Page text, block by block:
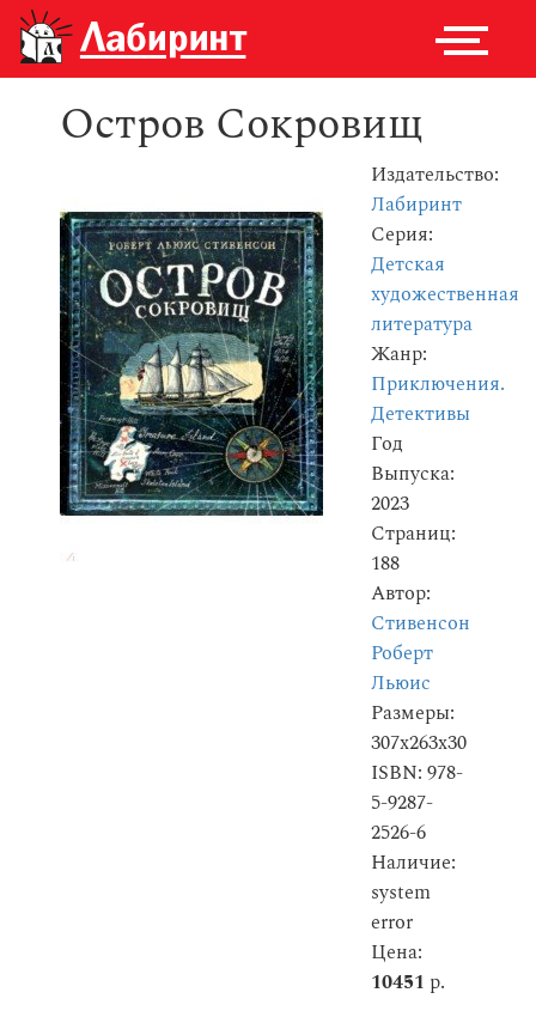
Остров Сокровищ
Издательство:
Лабиринт
Серия:
Детская
художественная
литература
Жанр:
Приключения.
Детективы
Год
Выпуска:
2023
Страниц:
188
Автор:
Стивенсон
Роберт
Льюис
Размеры:
307x263x30
ISBN: 978-
5-9287-
2526-6
Наличие:
system
error
Цена:
10451 р.